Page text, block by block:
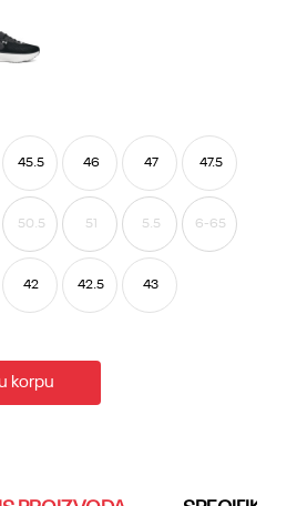
45.5 46 47 47.5
50.5 51 5.5 6-65
42 42.5 43
korpu